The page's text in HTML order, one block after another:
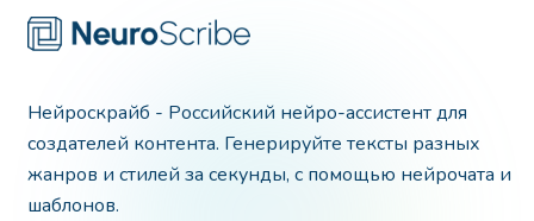
Нейроскрайб - Российский нейро-ассистент для
создателей контента. Генерируйте тексты разных
жанров и стилей за секунды, с помощью нейрочата и
шаблонов.